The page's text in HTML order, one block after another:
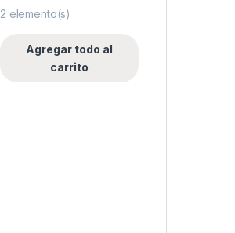
2 elemento(s)
Agregar todo al
carrito